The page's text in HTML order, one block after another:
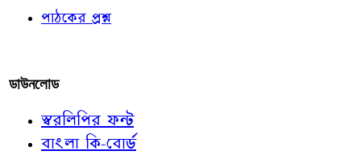
পাঠকের প্রশ্ন
ডাউনলোড
স্বরলিপির ফন্ট
বাংলা কি-বোর্ড